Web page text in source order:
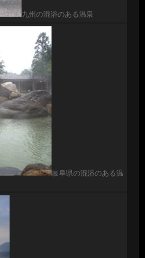
九州の混浴のある温泉
岐阜県の混浴のある温